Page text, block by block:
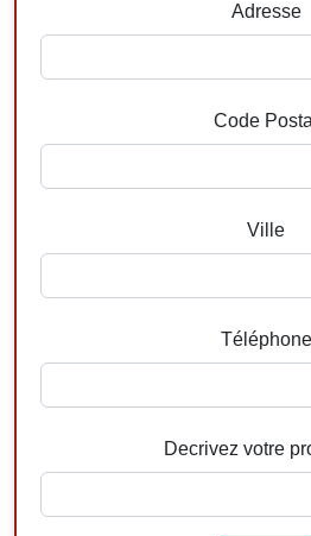
Adresse
Code
Ville
Téléphone
Decrivez votre